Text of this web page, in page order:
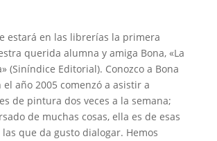
estará en las librerías la primera
querida alumna y amiga Bona, «La
(Siníndice Editorial). Conozco a Bona
año 2005 comenzó a asistir a
de pintura dos veces a la semana;
de muchas cosas, ella es de esas
que da gusto dialogar. Hemos